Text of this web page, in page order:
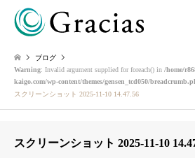
ブログ
Warning: Invalid argument supplied for foreach() in /home/
kaigo.com/wp-content/themes/gensen_tcd050/
スクリーンショット 2025-11-10 14.47.56
スクリーンショット 2025-11-10